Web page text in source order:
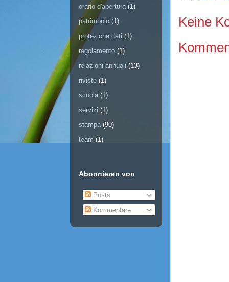
Keine
orario d'apertura (1)
patrimonio (1)
protezione dati (1)
regolamento (1)
relazioni annuali (13)
riviste (1)
scuola (1)
servizi (1)
stampa (90)
team (1)
Abonnieren von
Posts
Kommentare